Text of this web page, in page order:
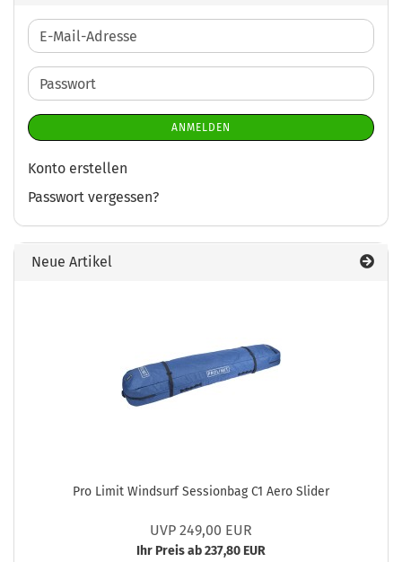
E-
Mail-
Adresse
Passwort
ANMELDEN
Konto erstellen
Passwort vergessen?
Neue Artikel
Pro Limit Windsurf Sessionbag C1 Aero Slider
UVP 249,00 EUR
Ihr Preis ab 237,80 EUR